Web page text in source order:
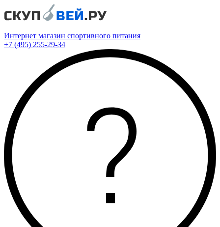
Интернет магазин спортивного питания
+7 (495) 255-29-34